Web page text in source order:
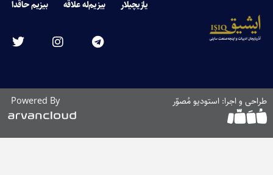
یازیچیلار بیزیم‌له علاقه بیزیم حاقدا
طراحی و اجرا: استودیو مُصوّر Powered By